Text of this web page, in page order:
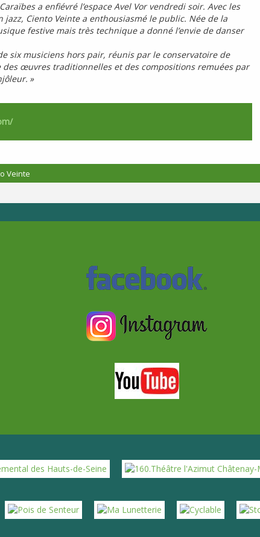
a enfiévré l’espace Avel Vor vendredi soir. Avec les
Ciento Veinte a enthousiasmé le public. Née de la
festive mais très technique a donné l’envie de danser
six musiciens hors pair, réunis par le conservatoire de
œuvres traditionnelles et des compositions remuées par
»
Veinte